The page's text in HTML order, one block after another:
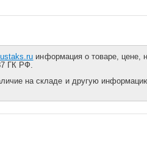
информация о товаре, цене,
ГК РФ.
на складе и другую